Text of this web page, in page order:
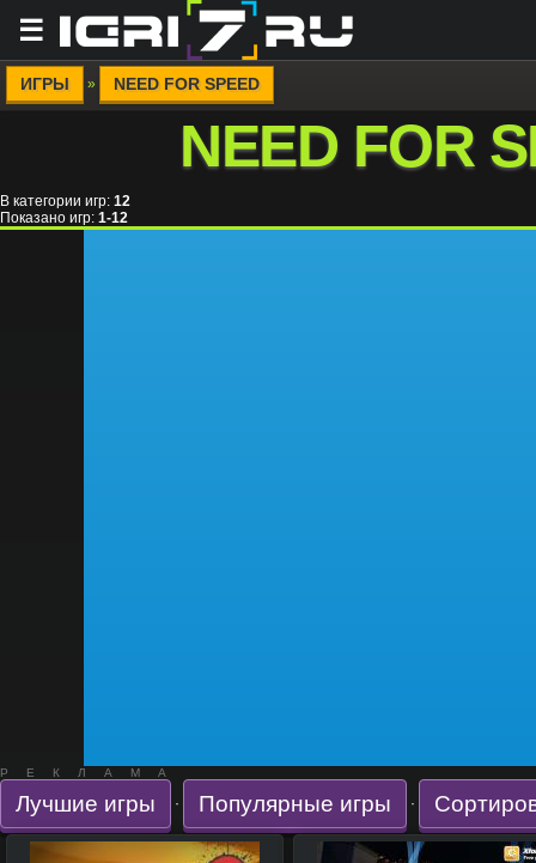
☰
ИГРЫ » NEED FOR SPEED
NEED FOR
В категории игр: 12
Показано игр: 1-12
РЕКЛАМА
Лучшие игры · Популярные игры ·